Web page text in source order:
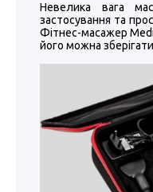
Невелика вага
застосування та
Фітнес-масажер
його можна